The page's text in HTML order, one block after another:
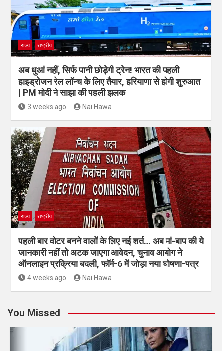
राज्य राष्ट्रीय
अब धुआं नहीं, सिर्फ पानी छोड़ेगी ट्रेन! भारत की पहली
हाइड्रोजन रेल लॉन्च के लिए तैयार, हरियाणा से होगी शुरुआत
| PM मोदी ने साझा की पहली झलक
3 weeks ago Nai Hawa
राज्य राष्ट्रीय
पहली बार वोटर बनने वालों के लिए नई शर्त… अब मां-बाप की ये
जानकारी नहीं तो अटक जाएगा आवेदन, चुनाव आयोग ने
ऑनलाइन प्रक्रिया बदली, फॉर्म-6 में जोड़ा नया घोषणा-पत्र
4 weeks ago Nai Hawa
You Missed